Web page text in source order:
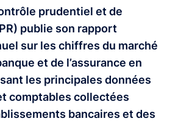
prudentiel et de
publie son rapport
sur les chiffres du marché
et de l’assurance en
les principales données
comptables collectées
bancaires et des